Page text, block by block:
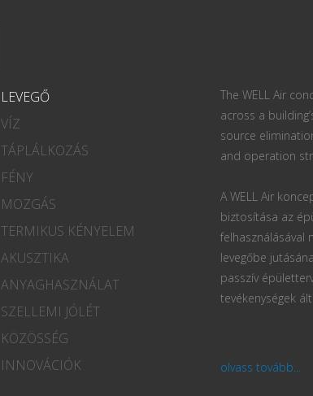
LEVEGŐ
VÍZ
TÁPLÁLKOZÁS
FÉNY
MOZGÁS
TERMIKUS KÉNYELEM
AKUSZTIKA
ANYAGHASZNÁLAT
SZELLEMI JÓLÉT
KÖZÖSSÉG
INNOVÁCIÓK
The WELL Air
across a
source
and operation
A WELL Air
biztosítása az
felhasználásával
levegőbe
passzív
tevékenységek
olvass tovább...